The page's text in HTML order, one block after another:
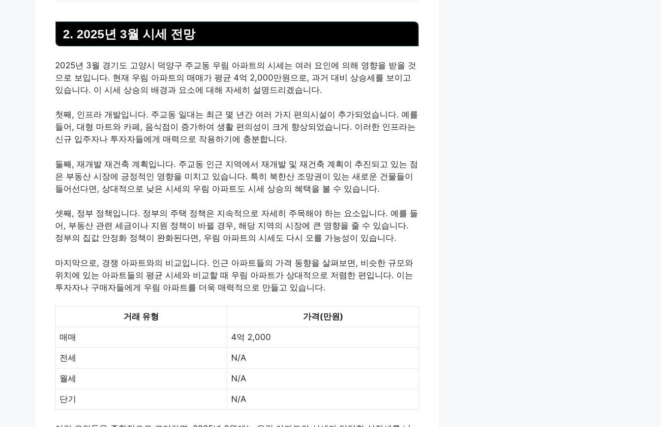
2. 2025년 3월 시세 전망
2025년 3월 경기도 고양시 덕양구 주교동 우림 아파트의 시세는 여러 요인에 의해 영향을 받을 것
으로 보입니다. 현재 우림 아파트의 매매가 평균 4억 2,000만원으로, 과거 대비 상승세를 보이고
있습니다. 이 시세 상승의 배경과 요소에 대해 자세히 설명드리겠습니다.
첫째, 인프라 개발입니다. 주교동 일대는 최근 몇 년간 여러 가지 편의시설이 추가되었습니다. 예를
들어, 대형 마트와 카페, 음식점이 증가하여 생활 편의성이 크게 향상되었습니다. 이러한 인프라는
신규 입주자나 투자자들에게 매력으로 작용하기에 충분합니다.
둘째, 재개발 재건축 계획입니다. 주교동 인근 지역에서 재개발 및 재건축 계획이 추진되고 있는 점
은 부동산 시장에 긍정적인 영향을 미치고 있습니다. 특히 북한산 조망권이 있는 새로운 건물들이
들어선다면, 상대적으로 낮은 시세의 우림 아파트도 시세 상승의 혜택을 볼 수 있습니다.
셋째, 정부 정책입니다. 정부의 주택 정책은 지속적으로 자세히 주목해야 하는 요소입니다. 예를 들
어, 부동산 관련 세금이나 지원 정책이 바뀔 경우, 해당 지역의 시장에 큰 영향을 줄 수 있습니다.
정부의 집값 안정화 정책이 완화된다면, 우림 아파트의 시세도 다시 오를 가능성이 있습니다.
마지막으로, 경쟁 아파트와의 비교입니다. 인근 아파트들의 가격 동향을 살펴보면, 비슷한 규모와
위치에 있는 아파트들의 평균 시세와 비교할 때 우림 아파트가 상대적으로 저렴한 편입니다. 이는
투자자나 구매자들에게 우림 아파트를 더욱 매력적으로 만들고 있습니다.
거래 유형 가격(만원)
매매 4억 2,000
전세 N/A
월세 N/A
단기 N/A